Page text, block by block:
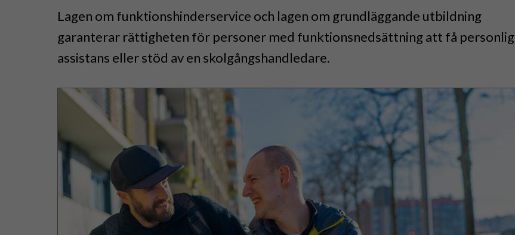
Lagen om funktionshinderservice och lagen om grundläggande utbildning
garanterar rättigheten för personer med funktionsnedsättning att få personlig
assistans eller stöd av en skolgångshandledare.